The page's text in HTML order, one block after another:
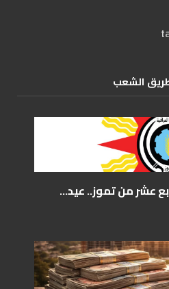
الشعب
عشر من تموز.. عيد...